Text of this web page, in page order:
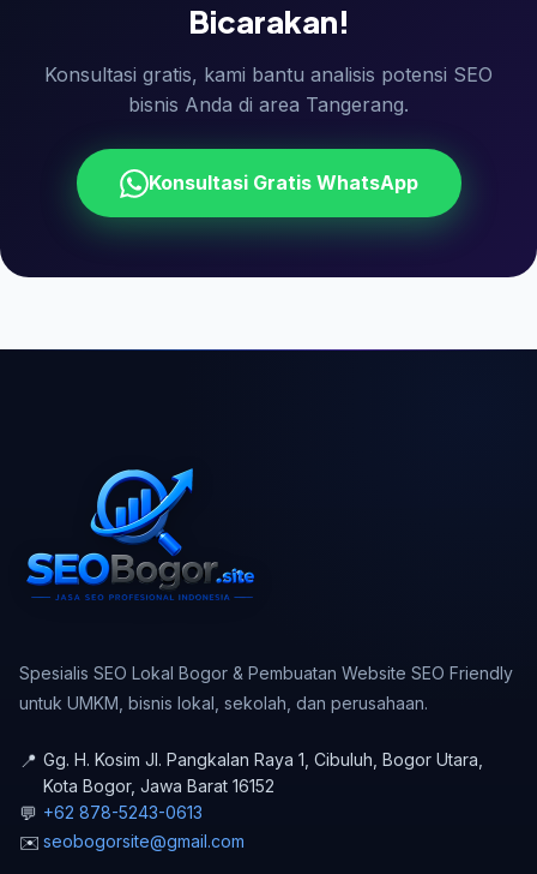
Bicarakan!
Konsultasi gratis, kami bantu analisis potensi SEO
bisnis Anda di area Tangerang.
Konsultasi Gratis WhatsApp
Spesialis SEO Lokal Bogor & Pembuatan Website SEO Friendly
untuk UMKM, bisnis lokal, sekolah, dan perusahaan.
📍 Gg. H. Kosim Jl. Pangkalan Raya 1, Cibuluh, Bogor Utara
Kota Bogor, Jawa Barat 16152
💬 +62 878-5243-0613
✉️ seobogorsite@gmail.com